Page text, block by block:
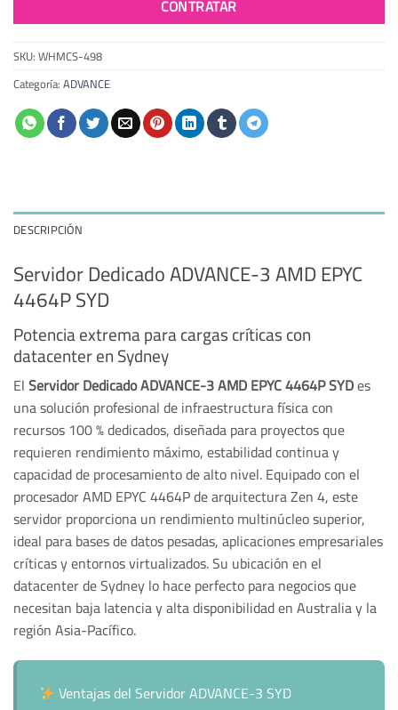
CONTRATAR
SKU:WHMCS-498
Categoría:ADVANCE
DESCRIPCIÓN
Servidor Dedicado ADVANCE-3 AMD EPYC
4464P SYD
Potencia extrema para cargas críticas con
datacenter en Sydney
ElServidor Dedicado ADVANCE-3 AMD EPYC 4464P SYDes
una solución profesional de infraestructura física con
recursos 100 % dedicados, diseñada para proyectos que
requieren rendimiento máximo, estabilidad continua y
capacidad de procesamiento de alto nivel. Equipado con el
procesador AMD EPYC 4464P de arquitectura Zen 4, este
servidor proporciona un rendimiento multinúcleo superior,
ideal para bases de datos pesadas, aplicaciones empresariales
críticas y entornos virtualizados. Su ubicación en el
datacenter de Sydney lo hace perfecto para negocios que
necesitan baja latencia y alta disponibilidad en Australia y la
región Asia-Pacífico.
Ventajas del Servidor ADVANCE-3 SYD